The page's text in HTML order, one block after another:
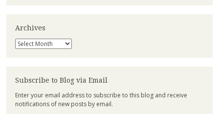
Archives
Archives
Subscribe to Blog via Email
Enter your email address to subscribe to this blog and receive
notifications of new posts by email.